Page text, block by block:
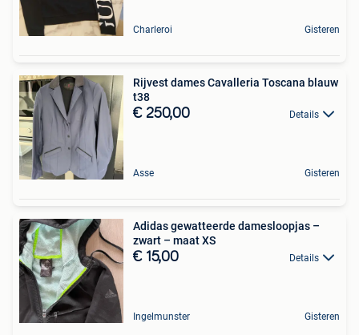
Charleroi Gisteren
Rijvest dames Cavalleria Toscana blauw
t38
€ 250,00 Details
Asse Gisteren
Adidas gewatteerde damesloopjas –
zwart – maat XS
€ 15,00 Details
Ingelmunster Gisteren